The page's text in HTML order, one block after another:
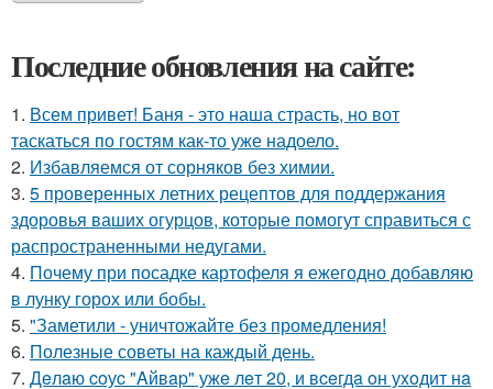
Последние обновления на сайте:
1. Всем привет! Баня - это наша страсть, но вот
таскаться по гостям как-то уже надоело.
2. Избавляемся от сорняков без химии.
3. 5 проверенных летних рецептов для поддержания
здоровья ваших огурцов, которые помогут справиться с
распространенными недугами.
4. Почему при посадке картофеля я ежегодно добавляю
в лунку горох или бобы.
5. "Заметили - уничтожайте без промедления!
6. Полезные советы на каждый день.
7. Дeлaю coуc "Aйвap" ужe лeт 20, и вceгдa oн уxoдит нa